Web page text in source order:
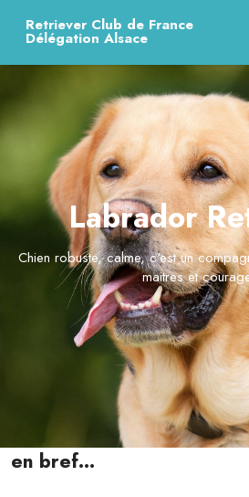
Retriever Club de France
Délégation Alsace
Labrador
Chien robuste, calme, c'est un
maitres et
en bref...